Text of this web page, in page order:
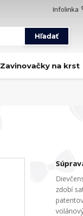
Hľadať
Infolinka
Zavinovačky na krst
zdobí